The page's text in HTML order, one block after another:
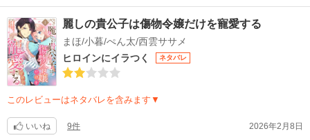
麗しの貴公子は傷物令嬢だけを寵愛する
まほ/小暮/ぺん太/西雲ササメ
ヒロインにイラつく
ネタバレ
このレビューはネタバレを含みます▼
いいね 9件 2026年2月8日